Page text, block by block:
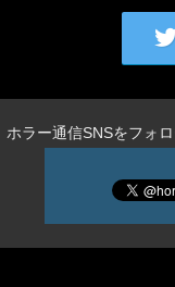
ホラー通信SNSをフォ